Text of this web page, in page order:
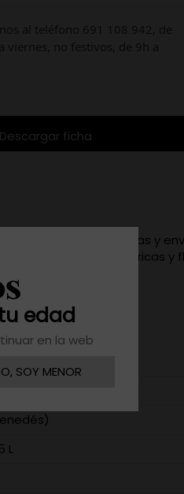
edad
en la web
SOY MENOR
Descargar ficha
levaduras autóctonas y
y notas cítricas
L